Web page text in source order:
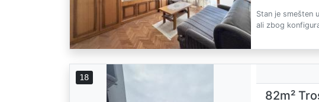
Stan je smešten
ali zbog
18
82m²